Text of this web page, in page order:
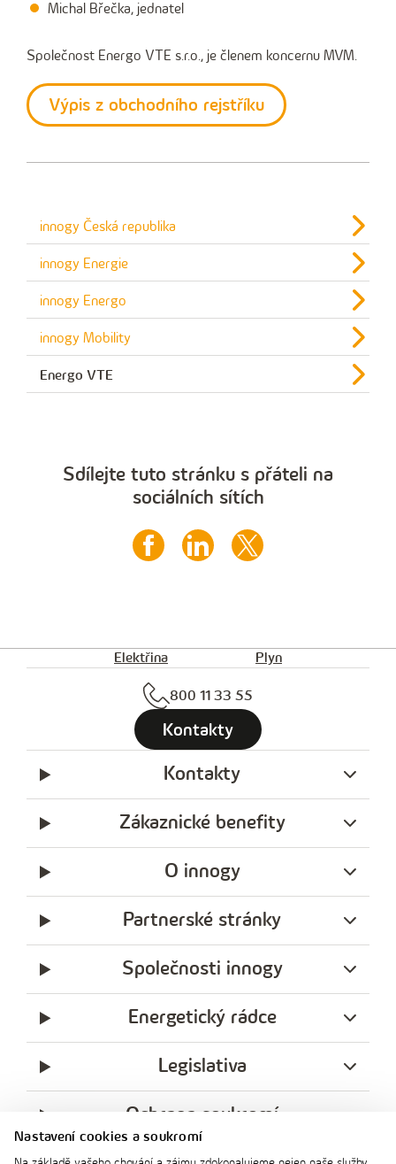
Nastavení cookies a soukromí
Michal Břečka, jednatel
Společnost Energo VTE s.r.o., je členem koncernu MVM.
Výpis z obchodního rejstříku
innogy Česká republika
innogy Energie
innogy Energo
innogy Mobility
Energo VTE
Sdílejte tuto stránku s přáteli na
sociálních sítích
Elektřina Plyn
800 11 33 55
Kontakty
Kontakty
Zákaznické benefity
O innogy
Partnerské stránky
Společnosti innogy
Energetický rádce
Legislativa
Ochrana soukromí
messengerfacebook
x instagramyoutubeLinkedin